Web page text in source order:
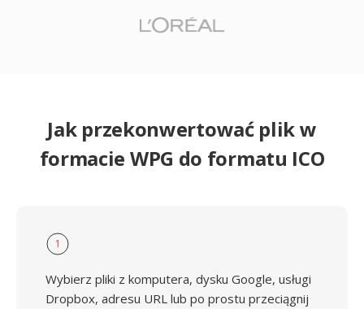
Jak przekonwertować plik w
formacie WPG do formatu ICO
1
Wybierz pliki z komputera, dysku Google, usługi
Dropbox, adresu URL lub po prostu przeciągnij